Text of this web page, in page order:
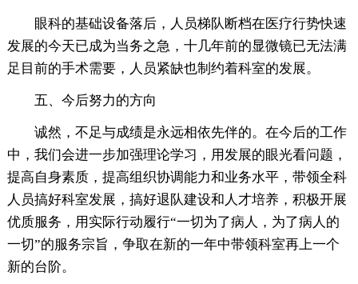
眼科的基础设备落后，人员梯队断档在医疗行势快速
发展的今天已成为当务之急，十几年前的显微镜已无法满
足目前的手术需要，人员紧缺也制约着科室的发展。
五、今后努力的方向
诚然，不足与成绩是永远相依先伴的。在今后的工作
中，我们会进一步加强理论学习，用发展的眼光看问题，
提高自身素质，提高组织协调能力和业务水平，带领全科
人员搞好科室发展，搞好退队建设和人才培养，积极开展
优质服务，用实际行动履行“一切为了病人，为了病人的
一切”的服务宗旨，争取在新的一年中带领科室再上一个
新的台阶。